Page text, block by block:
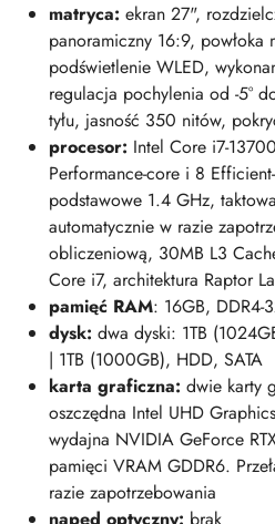
matryca: ekran 27",
panoramiczny 16:9, powłoka
podświetlenie WLED,
regulacja pochylenia od -5°
tyłu, jasność 350 nitów,
procesor: Intel Core i7-
Performance-core i 8
podstawowe 1.4 GHz,
automatycznie w razie
obliczeniową, 30MB L3
Core i7, architektura Raptor
pamięć RAM: 16GB, DDR4-
dysk: dwa dyski: 1TB
| 1TB (1000GB), HDD, SATA
karta graficzna: dwie karty
oszczędna Intel UHD
wydajna NVIDIA GeForce
pamięci VRAM GDDR6.
razie zapotrzebowania